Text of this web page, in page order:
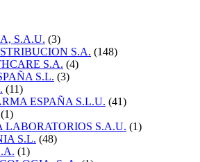
S.A.U. (3)
S.A. (148)
S.A. (4)
S.L. (3)
(11)
ESPAÑA S.L.U. (41)
(1)
LABORATORIOS S.A.U. (1)
S.L. (48)
(1)